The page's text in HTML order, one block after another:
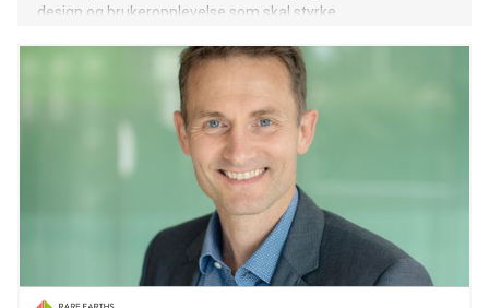
design og brukeropplevelse som skal styrke
for ønskelister - særlig i USA, der ønskeliste- og sosial
shopping-plattformen nå har passert 9 millioner registrerte
brukere etter nok et år med rekordvekst.